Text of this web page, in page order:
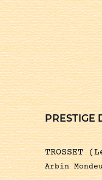
PRESTIGE
TROSSET
Arbin